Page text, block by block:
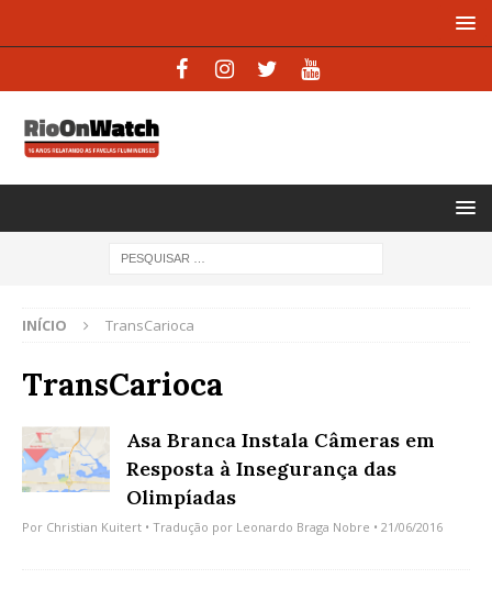
INÍCIO TransCarioca
TransCarioca
Asa Branca Instala Câmeras em
Resposta à Insegurança das
Olimpíadas
Por Christian Kuitert • Tradução por Leonardo Braga Nobre • 21/06/2016